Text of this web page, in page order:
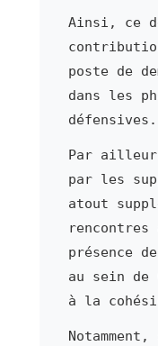
Ainsi, ce
poste de
dans les
défensives.
Par
par les
atout
présence
au sein de
à la